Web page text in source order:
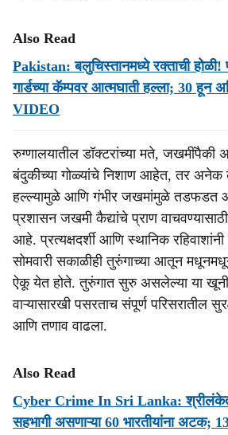
Also Read
Pakistan: बलुचिस्तानमध्ये रक्ताची होळी!
गार्डच्या कॅम्पवर आत्मघाती हल्ला; 30 हून
VIDEO
रुग्णालयातील डॉक्टरांच्या मते, जखमींपैकी
बंदुकीच्या गोळ्यांचे निशाण आहेत, तर अनेक
हल्ल्यामुळे आणि गंभीर जखमांमुळे तडफडत
प्रशासन जखमी कैद्यांचे प्राण
आहे. प्रत्यक्षदर्शी आणि स्थानिक रहिवाशांनी
सोमवारी सकाळीही तुरुंगाच्या आतून
ऐकू येत होते. तुरुंगात सुरु असलेल्या या खूनी
वाऱ्यासारखी पसरताच संपूर्ण परिसरातील
आणि तणाव वाढला.
Also Read
Cyber Crime In Sri Lanka: श्रीलंकेत
सहभागी असणाऱ्या 60 भारतीयांना अटक;